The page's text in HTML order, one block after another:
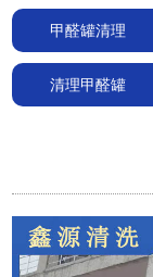
甲醛罐清理
清理甲醛罐